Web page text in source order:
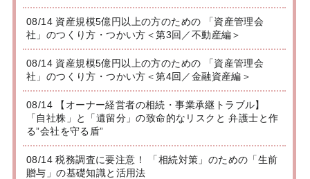
08/14 資産規模5億円以上の方のための 「資産管理会
社」のつくり方・つかい方＜第3回／不動産編＞
08/14 資産規模5億円以上の方のための 「資産管理会
社」のつくり方・つかい方＜第4回／金融資産編＞
08/14 【オーナー経営者の相続・事業承継トラブル】
「自社株」と「遺留分」の致命的なリスクと 弁護士と作
る”会社を守る盾”
08/14 税務調査に要注意！ 「相続対策」のための「生前
贈与」の基礎知識と活用法